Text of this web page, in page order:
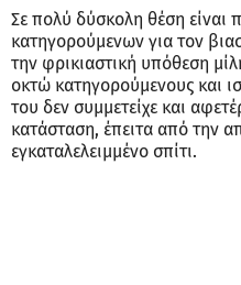
Σε πολύ δύσκολη θέση είναι
κατηγορούμενων για τον
την φρικιαστική υπόθεση
οκτώ κατηγορούμενους και
του δεν συμμετείχε και
κατάσταση, έπειτα από την
εγκαταλελειμμένο σπίτι.